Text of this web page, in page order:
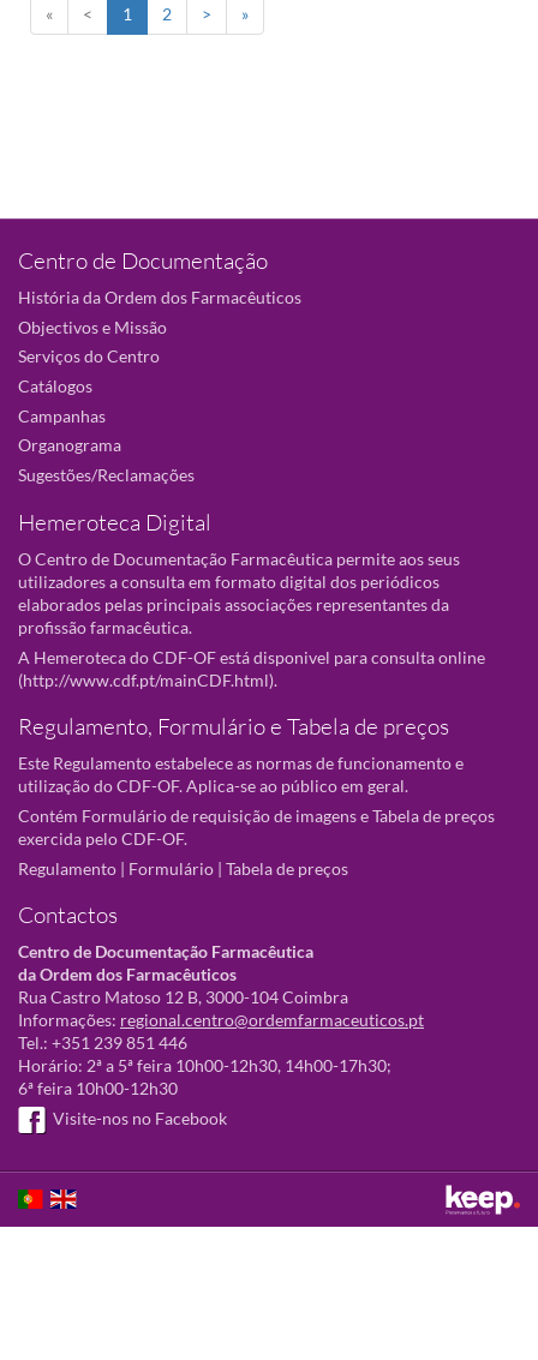
« < 1 2 > »
Centro de Documentação
História da Ordem dos Farmacêuticos
Objectivos e Missão
Serviços do Centro
Catálogos
Campanhas
Organograma
Sugestões/Reclamações
Hemeroteca Digital
O Centro de Documentação Farmacêutica permite aos seus
utilizadores a consulta em formato digital dos periódicos
elaborados pelas principais associações representantes da
profissão farmacêutica.
A Hemeroteca do CDF-OF está disponivel para consulta online
(http://www.cdf.pt/mainCDF.html).
Regulamento, Formulário e Tabela de preços
Este Regulamento estabelece as normas de funcionamento e
utilização do CDF-OF. Aplica-se ao público em geral.
Contém Formulário de requisição de imagens e Tabela de preços
exercida pelo CDF-OF.
Regulamento | Formulário | Tabela de preços
Contactos
Centro de Documentação Farmacêutica
da Ordem dos Farmacêuticos
Rua Castro Matoso 12 B, 3000-104 Coimbra
Informações: regional.centro@ordemfarmaceuticos.pt
Tel.: +351 239 851 446
Horário: 2ª a 5ª feira 10h00-12h30, 14h00-17h30;
6ª feira 10h00-12h30
Visite-nos no Facebook